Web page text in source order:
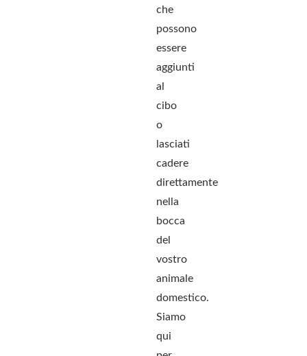
che
possono
essere
aggiunti
al
cibo
o
lasciati
cadere
direttamente
nella
bocca
del
vostro
animale
domestico.
Siamo
qui